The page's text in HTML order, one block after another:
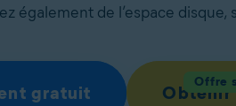
également de l’espace
gratuit Obtenir
Offre